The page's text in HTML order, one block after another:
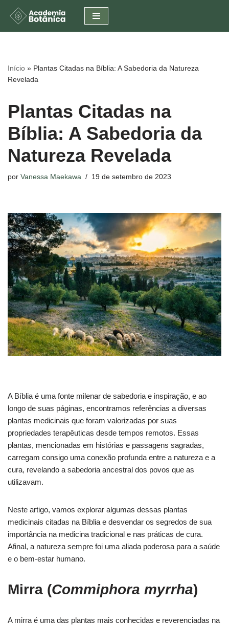
Pular
conteúdo
Início » Plantas Citadas na Bíblia: A Sabedoria da Natureza
Revelada
Plantas Citadas na
Bíblia: A Sabedoria da
Natureza Revelada
por Vanessa Maekawa 19 de setembro de 2023
A Bíblia é uma fonte milenar de sabedoria e inspiração, e ao
longo de suas páginas, encontramos referências a diversas
plantas medicinais que foram valorizadas por suas
propriedades terapêuticas desde tempos remotos. Essas
plantas, mencionadas em histórias e passagens sagradas,
carregam consigo uma conexão profunda entre a natureza e a
cura, revelando a sabedoria ancestral dos povos que as
utilizavam.
Neste artigo, vamos explorar algumas dessas plantas
medicinais citadas na Bíblia e desvendar os segredos de sua
importância na medicina tradicional e nas práticas de cura.
Afinal, a natureza sempre foi uma aliada poderosa para a saúde
e o bem-estar humano.
Mirra (Commiphora myrrha)
A mirra é uma das plantas mais conhecidas e reverenciadas na